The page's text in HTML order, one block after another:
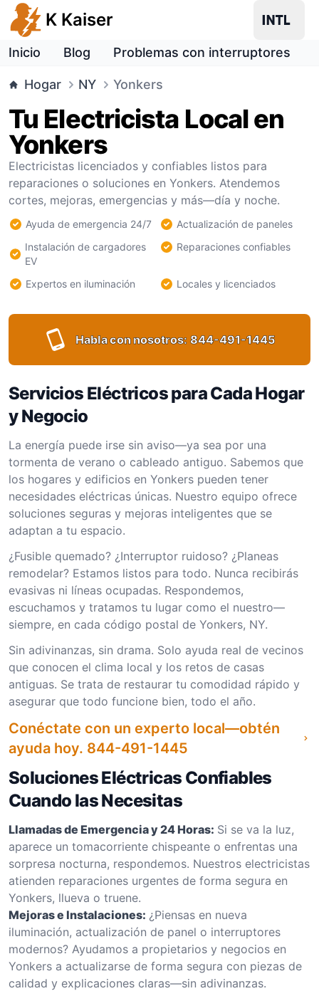
K Kaiser
Inicio Blog Problemas con interruptores
Hogar NY Yonkers
Tu Electricista Local en
Yonkers
Electricistas licenciados y confiables listos para
reparaciones o soluciones en Yonkers. Atendemos
cortes, mejoras, emergencias y más—día y noche.
Ayuda de emergencia 24/7
Actualización de paneles
Instalación de cargadores
EV
Reparaciones confiables
Expertos en iluminación Locales y licenciados
Habla con nosotros: 844-491-1445
Servicios Eléctricos para Cada Hogar
y Negocio
La energía puede irse sin aviso—ya sea por una
tormenta de verano o cableado antiguo. Sabemos que
los hogares y edificios en Yonkers pueden tener
necesidades eléctricas únicas. Nuestro equipo ofrece
soluciones seguras y mejoras inteligentes que se
adaptan a tu espacio.
¿Fusible quemado? ¿Interruptor ruidoso? ¿Planeas
remodelar? Estamos listos para todo. Nunca recibirás
evasivas ni líneas ocupadas. Respondemos,
escuchamos y tratamos tu lugar como el nuestro—
siempre, en cada código postal de Yonkers, NY.
Sin adivinanzas, sin drama. Solo ayuda real de vecinos
que conocen el clima local y los retos de casas
antiguas. Se trata de restaurar tu comodidad rápido y
asegurar que todo funcione bien, todo el año.
Conéctate con un experto local—obtén
ayuda hoy. 844-491-1445
Soluciones Eléctricas Confiables
Cuando las Necesitas
Llamadas de Emergencia y 24 Horas: Si se va la luz,
aparece un tomacorriente chispeante o enfrentas una
sorpresa nocturna, respondemos. Nuestros electricistas
atienden reparaciones urgentes de forma segura en
Yonkers, llueva o truene.
Mejoras e Instalaciones: ¿Piensas en nueva
iluminación, actualización de panel o interruptores
modernos? Ayudamos a propietarios y negocios en
Yonkers a actualizarse de forma segura con piezas de
calidad y explicaciones claras—sin adivinanzas.